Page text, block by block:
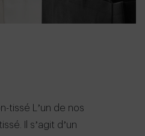
tissé L’un de nos
Il s’agit d’un